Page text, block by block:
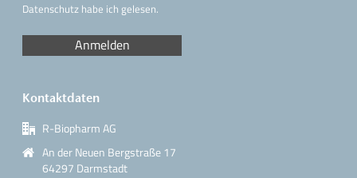
Datenschutz habe ich gelesen.
Kontaktdaten
R-Biopharm AG
An der Neuen Bergstraße 17
64297 Darmstadt